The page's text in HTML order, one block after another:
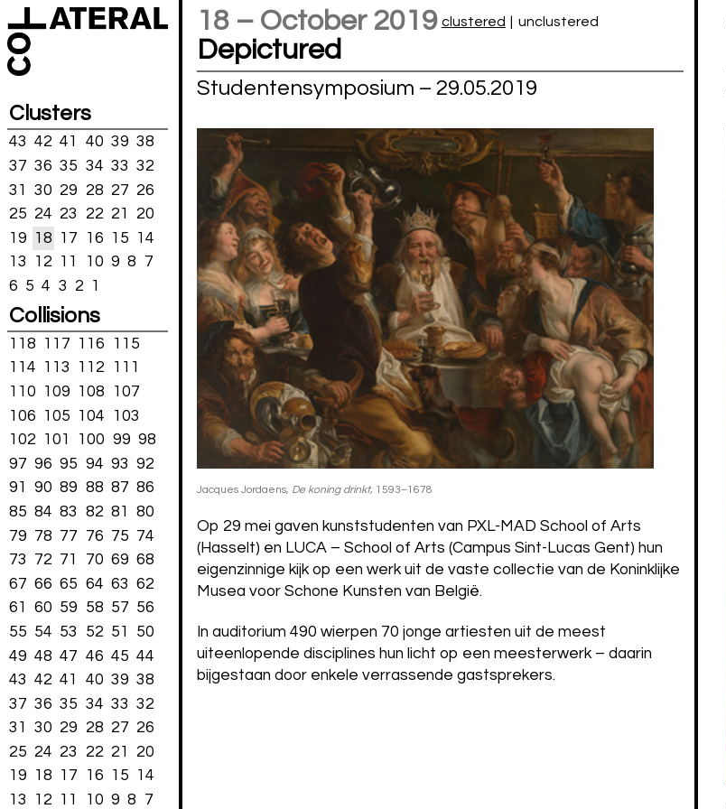
Clusters
43 42 41 40 39 38
37 36 35 34 33 32
31
30 29 28 27 26
25 24 23 22 21
20
19
18 17 16 15
14
13
12 11 10 9 8
7
6 5 4 3 2 1
Collisions
118 117 116
115
114
113 112
111
110
109 108
107
106
105 104
103
102
101 100 99 98
97 96 95 94 93 92
91
90 89 88 87 86
85 84 83 82 81
80
79 78 77 76 75 74
73
72 71 70 69 68
67 66 65 64 63 62
61
60 59 58 57 56
55 54 53 52 51
50
49 48 47 46 45 44
43 42 41 40 39 38
37 36 35 34 33 32
31
30 29 28 27 26
25 24 23 22 21
20
19
18 17 16 15
14
13
12 11 10 9 8 7
18 – October 2019 clustered unclustered
Depictured
Studentensymposium – 29.05.2019
Jacques Jordaens, De koning drinkt, 1593–1678
Op 29 mei gaven kunststudenten van PXL-MAD School of Arts
(Hasselt) en LUCA – School of Arts (Campus Sint-Lucas Gent) hun
eigenzinnige kijk op een werk uit de vaste collectie van de Koninklijke
Musea voor Schone Kunsten van België.
In auditorium 490 wierpen 70 jonge artiesten uit de meest
uiteenlopende disciplines hun licht op een meesterwerk – daarin
bijgestaan door enkele verrassende gastsprekers.